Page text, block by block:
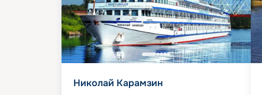
Николай Карамзин